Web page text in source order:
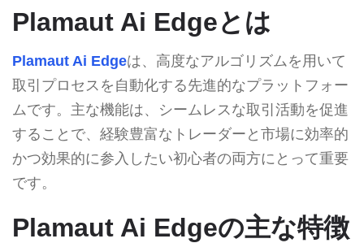
Plamaut Ai Edgeとは
Plamaut Ai Edgeは、高度なアルゴリズムを用いて
取引プロセスを自動化する先進的なプラットフォー
ムです。主な機能は、シームレスな取引活動を促進
することで、経験豊富なトレーダーと市場に効率的
かつ効果的に参入したい初心者の両方にとって重要
です。
Plamaut Ai Edgeの主な特徴